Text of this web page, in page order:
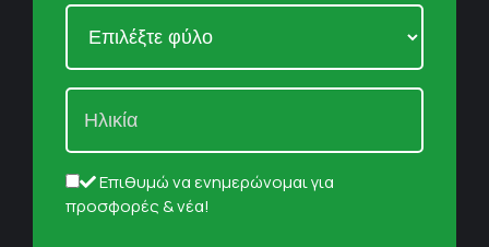
Επιθυμώ να ενημερώνομαι για
προσφορές & νέα!